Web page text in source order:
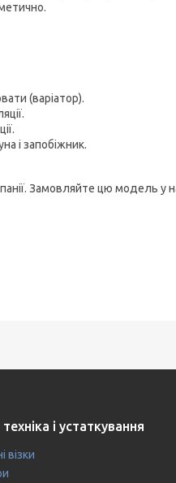
(варіатор).
і запобіжник.
Замовляйте цю модель у
і устаткування
візки